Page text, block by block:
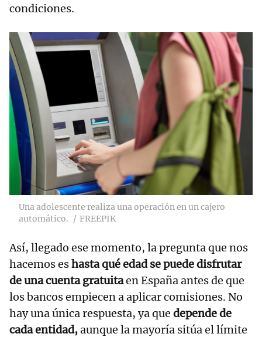
condiciones.
Una adolescente realiza una operación en un cajero
automático.
FREEPIK
Así, llegado ese momento, la pregunta que nos
hacemos eshasta qué edad se puede disfrutar
de una cuenta gratuitaen España antes de que
los bancos empiecen a aplicar comisiones. No
hay una única respuesta, ya que depende de
cada entidad,aunque la mayoría sitúa el límite